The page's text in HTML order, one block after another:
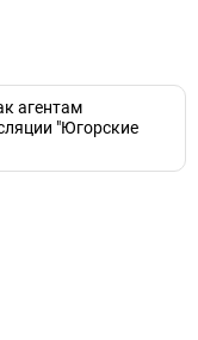
агентам
"Югорские